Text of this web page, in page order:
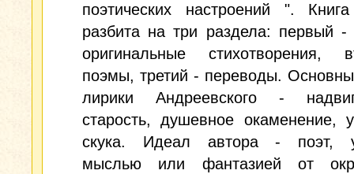
поэтических настроений ".
разбита на три раздела: первый -
оригинальные стихотворения,
поэмы, третий - переводы.
лирики Андреевского -
старость, душевное окаменение,
скука. Идеал автора - поэт,
мыслью или фантазией от